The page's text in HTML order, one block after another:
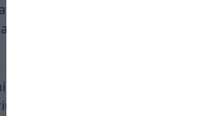
Moraviec hovorí celý
gólu sa prepadol do
šestnástky: Rusnák
Seattlu